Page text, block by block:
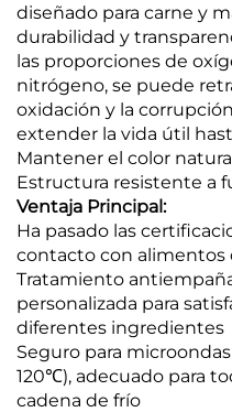
diseñado para carne y
durabilidad y
las proporciones de
nitrógeno, se puede
oxidación y la
extender la vida útil
Mantener el color
Estructura resistente a
Ventaja Principal:
Ha pasado las
contacto con alimentos
Tratamiento
personalizada para
diferentes ingredientes
Seguro para
120℃), adecuado para
cadena de frío